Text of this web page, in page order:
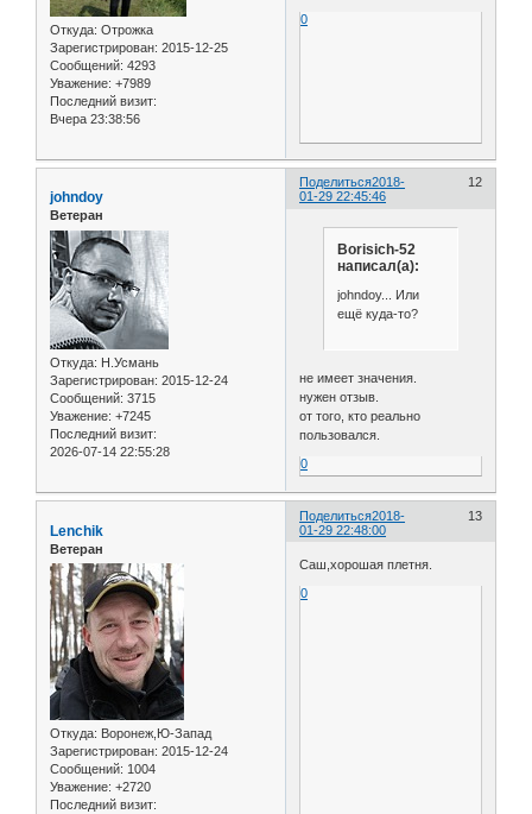
Откуда: Отрожка
Зарегистрирован: 2015-12-25
Сообщений: 4293
Уважение: +7989
Последний визит:
Вчера 23:38:56
0
Поделиться 12
2018-
01-29 22:45:46
johndoy
Ветеран
Откуда: Н.Усмань
Зарегистрирован: 2015-12-24
Сообщений: 3715
Уважение: +7245
Последний визит:
2026-07-14 22:55:28
Borisich-52
написал(а):
johndoy... Или
ещё куда-то?
не имеет значения.
нужен отзыв.
от того, кто реально
пользовался.
0
Поделиться 13
2018-
01-29 22:48:00
Lenchik
Ветеран
Откуда: Воронеж,Ю-Запад
Зарегистрирован: 2015-12-24
Сообщений: 1004
Уважение: +2720
Последний визит:
Саш,хорошая плетня.
0